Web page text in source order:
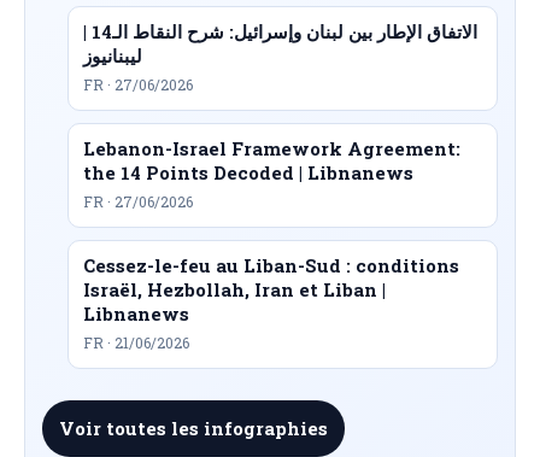
الاتفاق الإطار بين لبنان وإسرائيل: شرح النقاط الـ14 |
ليبنانيوز
FR · 27/06/2026
Lebanon-Israel Framework Agreement:
the 14 Points Decoded | Libnanews
FR · 27/06/2026
Cessez-le-feu au Liban-Sud : conditions
Israël, Hezbollah, Iran et Liban |
Libnanews
FR · 21/06/2026
Voir toutes les infographies